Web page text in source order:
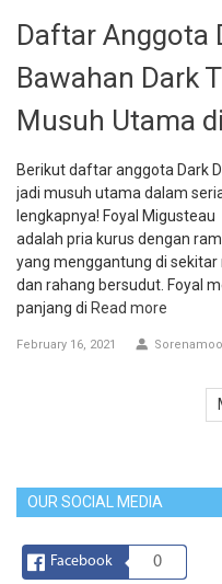
Daftar Anggota
Bawahan Dark
Musuh Utama
Berikut daftar anggota Dark
jadi musuh utama dalam
lengkapnya! Foyal
adalah pria kurus dengan
yang menggantung di
dan rahang bersudut. Foyal
panjang di Read more
February 16, 2021 Sorenamoo
OUR SOCIAL MEDIA
Facebook 0